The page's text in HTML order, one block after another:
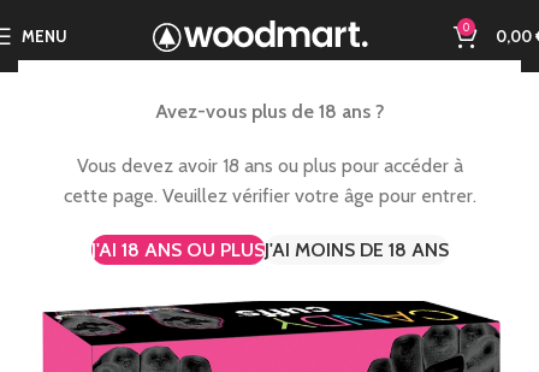
Avez-vous plus de 18 ans ?
Vous devez avoir 18 ans ou plus pour accéder à
cette page. Veuillez vérifier votre âge pour entrer.
J'AI 18 ANS OU PLUSJ'AI MOINS DE 18 ANS
MENU 0 0,00